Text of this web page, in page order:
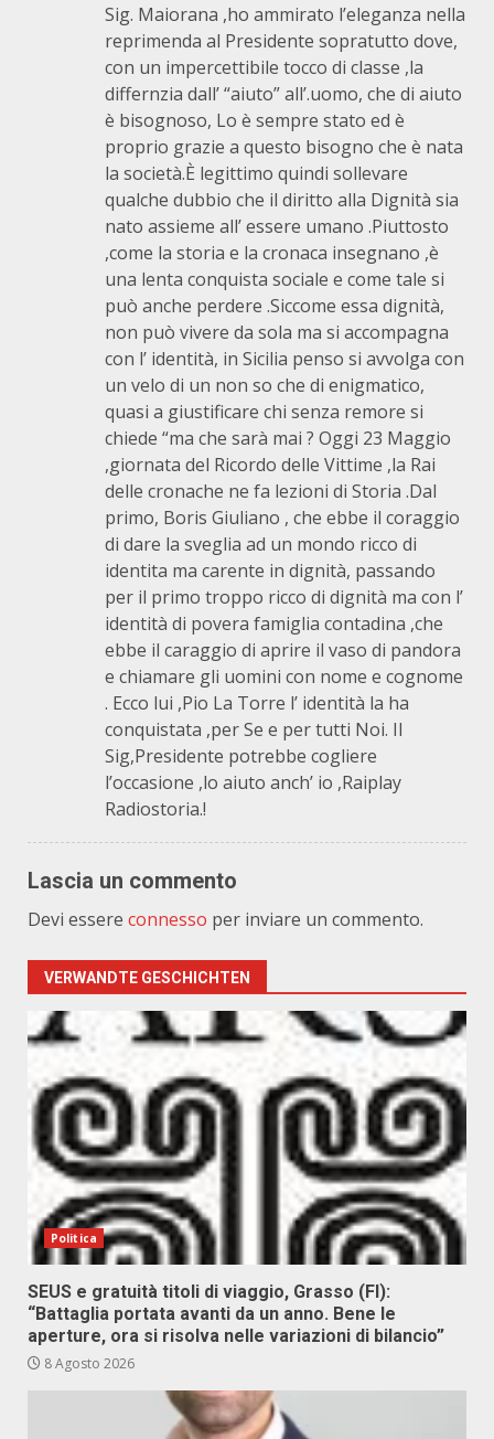
Sig. Maiorana ,ho ammirato l’eleganza nella
reprimenda al Presidente sopratutto dove,
con un impercettibile tocco di classe ,la
differnzia dall’ “aiuto” all’.uomo, che di aiuto
è bisognoso, Lo è sempre stato ed è
proprio grazie a questo bisogno che è nata
la società.È legittimo quindi sollevare
qualche dubbio che il diritto alla Dignità sia
nato assieme all’ essere umano .Piuttosto
,come la storia e la cronaca insegnano ,è
una lenta conquista sociale e come tale si
può anche perdere .Siccome essa dignità,
non può vivere da sola ma si accompagna
con l’ identità, in Sicilia penso si avvolga con
un velo di un non so che di enigmatico,
quasi a giustificare chi senza remore si
chiede “ma che sarà mai ? Oggi 23 Maggio
,giornata del Ricordo delle Vittime ,la Rai
delle cronache ne fa lezioni di Storia .Dal
primo, Boris Giuliano , che ebbe il coraggio
di dare la sveglia ad un mondo ricco di
identita ma carente in dignità, passando
per il primo troppo ricco di dignità ma con l’
identità di povera famiglia contadina ,che
ebbe il caraggio di aprire il vaso di pandora
e chiamare gli uomini con nome e cognome
. Ecco lui ,Pio La Torre l’ identità la ha
conquistata ,per Se e per tutti Noi. Il
Sig,Presidente potrebbe cogliere
l’occasione ,lo aiuto anch’ io ,Raiplay
Radiostoria.!
Lascia un commento
Devi essere connesso per inviare un commento.
VERWANDTE GESCHICHTEN
Politica
SEUS e gratuità titoli di viaggio, Grasso (FI):
“Battaglia portata avanti da un anno. Bene le
aperture, ora si risolva nelle variazioni di bilancio”
8 Agosto 2026